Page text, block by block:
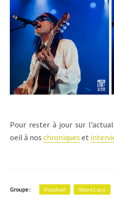
Pour rester à jour sur
oeil à nos chroniques et
Groupe : Fousheé Steve Lacy